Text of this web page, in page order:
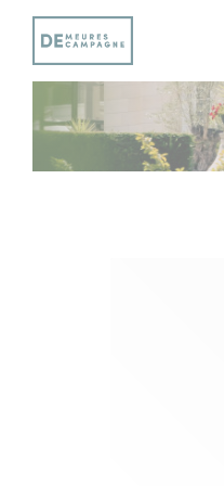
Personalización de sus